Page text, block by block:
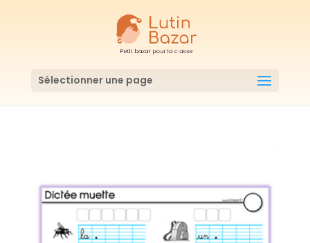
Sélectionner une page